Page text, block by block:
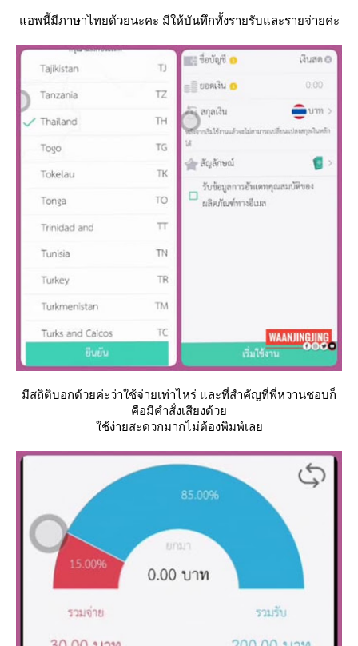
อพนี้มีภาษาไทยด้วยนะคะ มีให้บันทึกทั้งรายรับและรายจ่ายค่ะ
มีสถิติบอกด้วยค่ะว่าใช้จ่ายเท่าไหร่ และที่สำคัญที่พี่หวานชอบก็
คือมีคำสั่งเสียงด้ว
ช้ง่ายสะดวกมากไม่ต้องพิมพ์เล